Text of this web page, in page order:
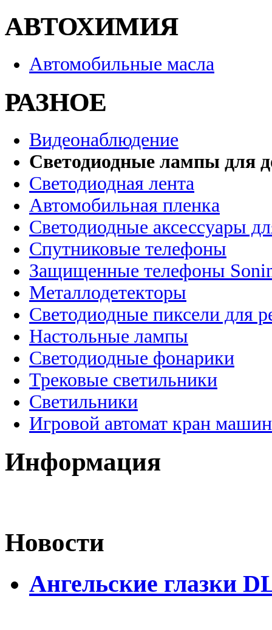
АВТОХИМИЯ
Автомобильные масла
РАЗНОЕ
Видеонаблюдение
Светодиодные лампы для
Светодиодная лента
Автомобильная пленка
Светодиодные аксессуары
Спутниковые телефоны
Защищенные телефоны
Металлодетекторы
Светодиодные пиксели для
Настольные лампы
Светодиодные фонарики
Трековые светильники
Светильники
Игровой автомат кран
Информация
Новости
Ангельские глазки